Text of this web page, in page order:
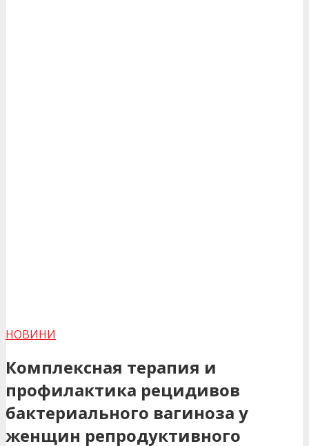
НОВИНИ
Комплексная терапия и
профилактика рецидивов
бактериального вагиноза у
женщин репродуктивного